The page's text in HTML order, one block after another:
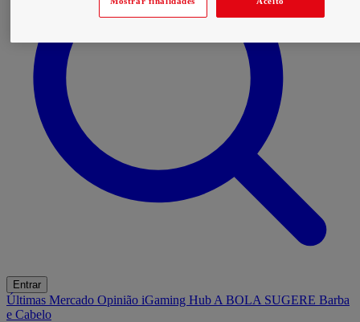
Entrar
Últimas Mercado Opinião iGaming Hub A BOLA SUGERE Barba
e Cabelo